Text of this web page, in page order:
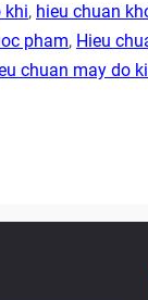
khi, hieu chuan
pham, Hieu
chuan may do